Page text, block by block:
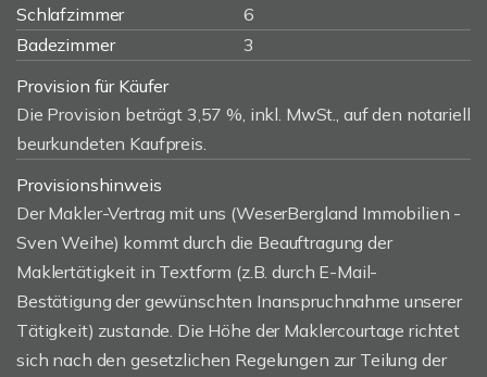
Schlafzimmer
6
Badezimmer
3
Provision für Käufer
Die Provision beträgt 3,57 %, inkl. MwSt., auf den notariell
beurkundeten Kaufpreis.
Provisionshinweis
Der Makler-Vertrag mit uns (WeserBergland Immobilien -
Sven Weihe) kommt durch die Beauftragung der
Maklertätigkeit in Textform (z.B. durch E-Mail-
Bestätigung der gewünschten Inanspruchnahme unserer
Tätigkeit) zustande. Die Höhe der Maklercourtage richtet
sich nach den gesetzlichen Regelungen zur Teilung der